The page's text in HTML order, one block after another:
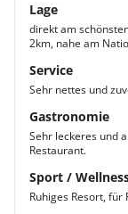
Lage
direkt am
2km, nahe am
Service
Sehr nettes und
Gastronomie
Sehr leckeres und
Restaurant.
Sport /
Ruhiges Resort,